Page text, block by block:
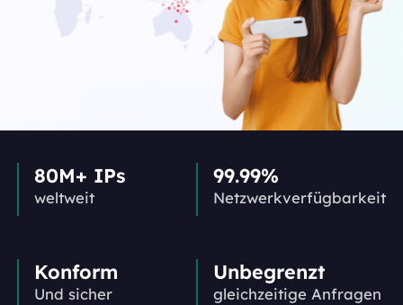
80M+ IPs
weltweit
99.99%
Netzwerkverfügbarkeit
Konform
Und sicher
Unbegrenzt
gleichzeitige Anfragen